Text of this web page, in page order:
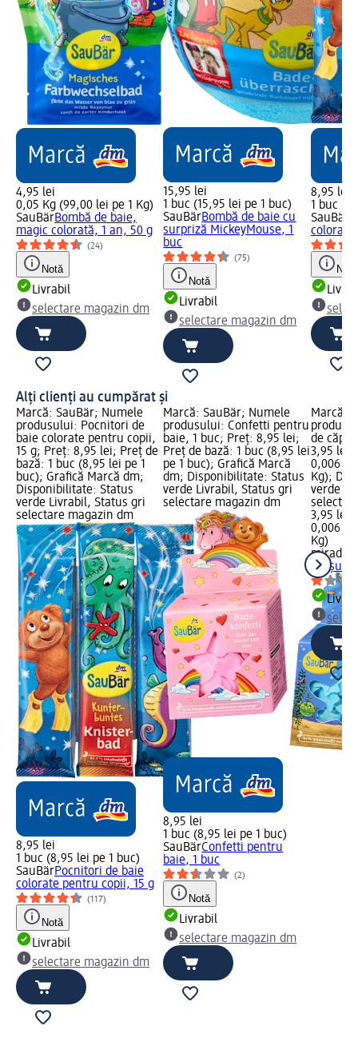
4,95 lei
0,05 Kg (99,00 lei pe 1 Kg)
SauBärBombă de baie,
magic colorată, 1 an, 50 g
(24)
Notă
Livrabil
selectare magazin dm
15,95 lei
1 buc (15,95 lei pe 1 buc)
SauBärBombă de baie cu
surpriză MickeyMouse, 1
buc
(75)
Notă
Livrabil
selectare magazin dm
8,95 lei
1 buc
SauBär
colorate
Notă
Alți clienți au cumpărat și
Marcă: SauBär; Numele
produsului: Pocnitori de
baie colorate pentru copii,
15 g; Preț: 8,95 lei; Preț de
bază: 1 buc (8,95 lei pe 1
buc); Grafică Marcă dm;
Disponibilitate: Status
verde Livrabil, Status gri
selectare magazin dm
8,95 lei
1 buc (8,95 lei pe 1 buc)
SauBärPocnitori de baie
colorate pentru copii, 15 g
(117)
Notă
Livrabil
selectare magazin dm
Marcă: SauBär; Numele
produsului: Confetti pentru
baie, 1 buc; Preț: 8,95 lei;
Preț de bază: 1 buc (8,95 lei
pe 1 buc); Grafică Marcă
dm; Disponibilitate: Status
verde Livrabil, Status gri
selectare magazin dm
8,95 lei
1 buc (8,95 lei pe 1 buc)
SauBärConfetti pentru
baie, 1 buc
(2)
Notă
Livrabil
selectare magazin dm
Marcă:
de
3,95 lei;
0,006
Kg);
verde
3,95 lei
0,006
Kg)